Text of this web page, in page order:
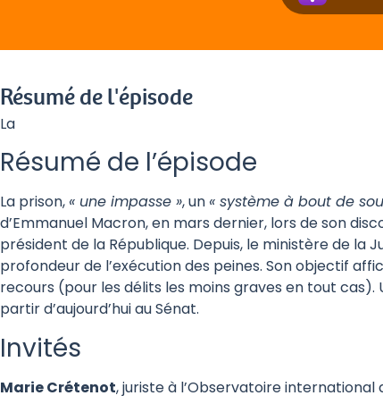
Résumé de l'épisode
La
Résumé de l’épisode
La prison, « une impasse », un « système à bout de
d’Emmanuel Macron, en mars dernier, lors de son
président de la République. Depuis, le ministère de la
profondeur de l’exécution des peines. Son objectif
recours (pour les délits les moins graves en tout
partir d’aujourd’hui au Sénat.
Invités
Marie Crétenot, juriste à l’Observatoire international